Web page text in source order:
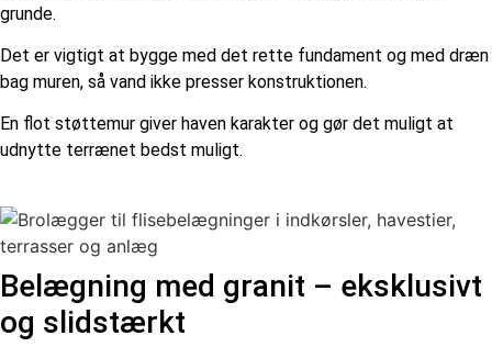
grunde.
Det er vigtigt at bygge med det rette fundament og med dræn
bag muren, så vand ikke presser konstruktionen.
En flot støttemur giver haven karakter og gør det muligt at
udnytte terrænet bedst muligt.
Belægning med granit – eksklusivt
og slidstærkt